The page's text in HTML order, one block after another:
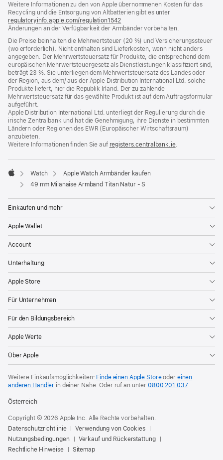
neues
Fenster)
Weitere Informationen zu den von Apple übernommenen Kosten für das
Recycling und die Entsorgung von Altbatterien gibt es unter
regulatoryinfo.apple.com/regulation1542
ein
neues
Fenster)
Änderungen an der Verfügbarkeit der Armbänder vorbehalten.
Die Preise beinhalten die Mehrwertsteuer (20 %) und Versicherungssteuer
(wo erforderlich). Nicht enthalten sind Lieferkosten, wenn nicht anders
angegeben. Der Mehrwertsteuersatz für Produkte, die entsprechend dem
europäischen Mehrwertsteuergesetz als Dienstleistungen klassifiziert sind,
beträgt 23 %. Sie unterliegen dem Mehrwertsteuersatz des Landes oder
der Region, aus dem/ aus der Apple Distribution International Ltd. solche
Produkte liefert, hier die Republik Irland. Der zu zahlende
Mehrwertsteuersatz für das gewählte Produkt ist auf dem Auftragsformular
aufgeführt.
Apple Distribution International Ltd. unterliegt der Regulierung durch die
irische Zentralbank und hat die Genehmigung, ihre Dienste in bestimmten
Ländern oder Regionen des EWR (Europäischer Wirtschaftsraum)
anzubieten.
Weitere Informationen finden Sie auf registers.centralbank.ie(Öffnet
neues
.
Apple
Watch
Apple Watch Armbänder kaufen
49 mm Milanaise Armband Titan Natur ‑ S
Einkaufen und mehr
Apple Wallet
Account
Unterhaltung
Apple Store
Für Unternehmen
Für den Bildungsbereich
Apple Werte
Über Apple
Weitere Einkaufsmöglichkeiten: Finde einen Apple Storeoder einen
anderen Händler in deiner Nähe. Oder ruf an unter0800 201 037.
Österreich
Copyright © 2026 Apple Inc. Alle Rechte vorbehalten.
Datenschutzrichtlinie
Verwendung von Cookies
Nutzungsbedingungen
Verkauf und Rückerstattung
Rechtliche Hinweise
Sitemap